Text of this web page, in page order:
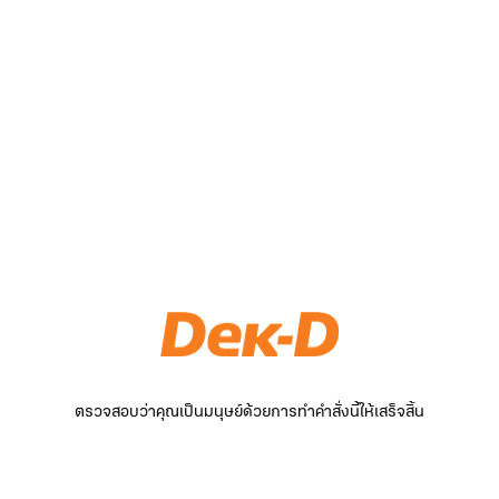
ตรวจสอบว่าคุณเป็นมนุษย์ด้วยการทำคำสั่งนี้ให้เสร็จสิ้น